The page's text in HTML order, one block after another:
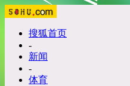
搜狐首页
-
新闻
-
体育